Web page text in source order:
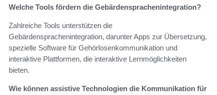
Welche Tools fördern die Gebärdensprachenintegration?
Zahlreiche Tools unterstützen die
Gebärdensprachenintegration, darunter Apps zur Übersetzung,
spezielle Software für Gehörlosenkommunikation und
interaktive Plattformen, die interaktive Lernmöglichkeiten
bieten.
Wie können assistive Technologien die Kommunikation für